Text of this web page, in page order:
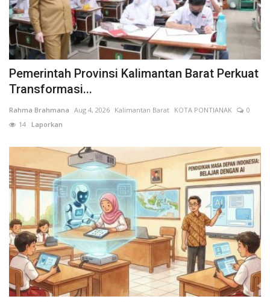
Pemerintah Provinsi Kalimantan Barat Perkuat
Transformasi...
Rahma Brahmana Aug 4, 2026 Kalimantan Barat KOTA PONTIANAK
0
14 Laporkan